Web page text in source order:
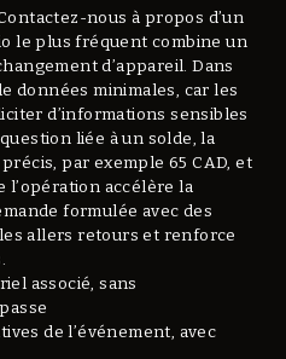
nous à propos d’un
le plus fréquent combine un
d’appareil. Dans
données minimales, car les
d’informations sensibles
liée à un solde, la
par exemple 65 CAD, et
l’opération accélère la
formulée avec des
allers retours et renforce
associé, sans
de l’événement, avec